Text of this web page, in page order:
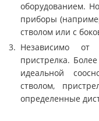
оборудованием.
приборы
стволом или с
Независимо
пристрелка.
идеальной
стволом,
определенные